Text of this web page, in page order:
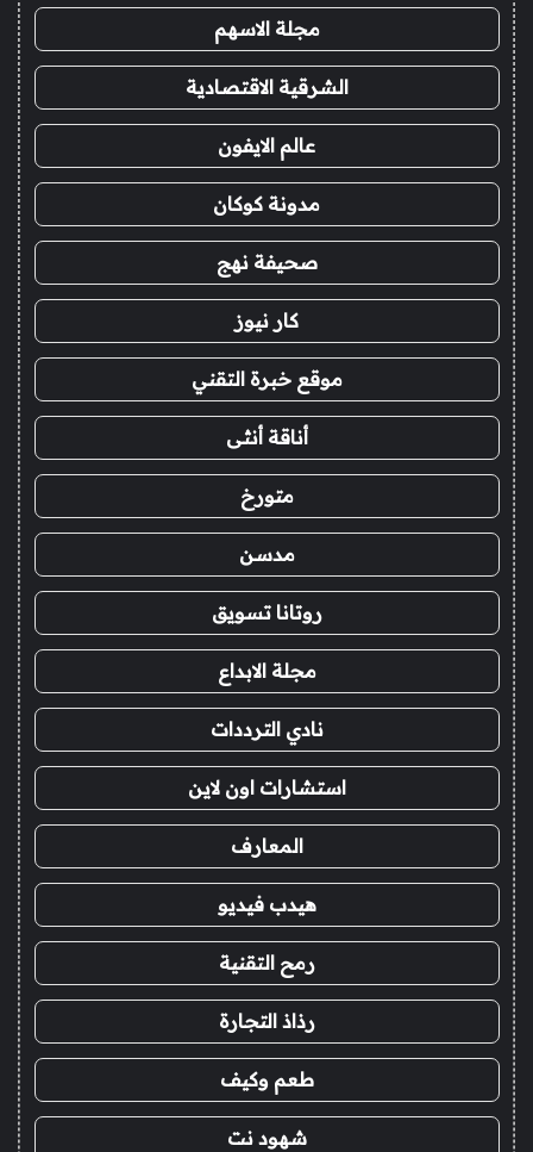
مجلة الاسهم
الشرقية الاقتصادية
عالم الايفون
مدونة كوكان
صحيفة نهج
كار نيوز
موقع خبرة التقني
أناقة أنثى
متورخ
مدسن
روتانا تسويق
مجلة الابداع
نادي الترددات
استشارات اون لاين
المعارف
هيدب فيديو
رمح التقنية
رذاذ التجارة
طعم وكيف
شهود نت